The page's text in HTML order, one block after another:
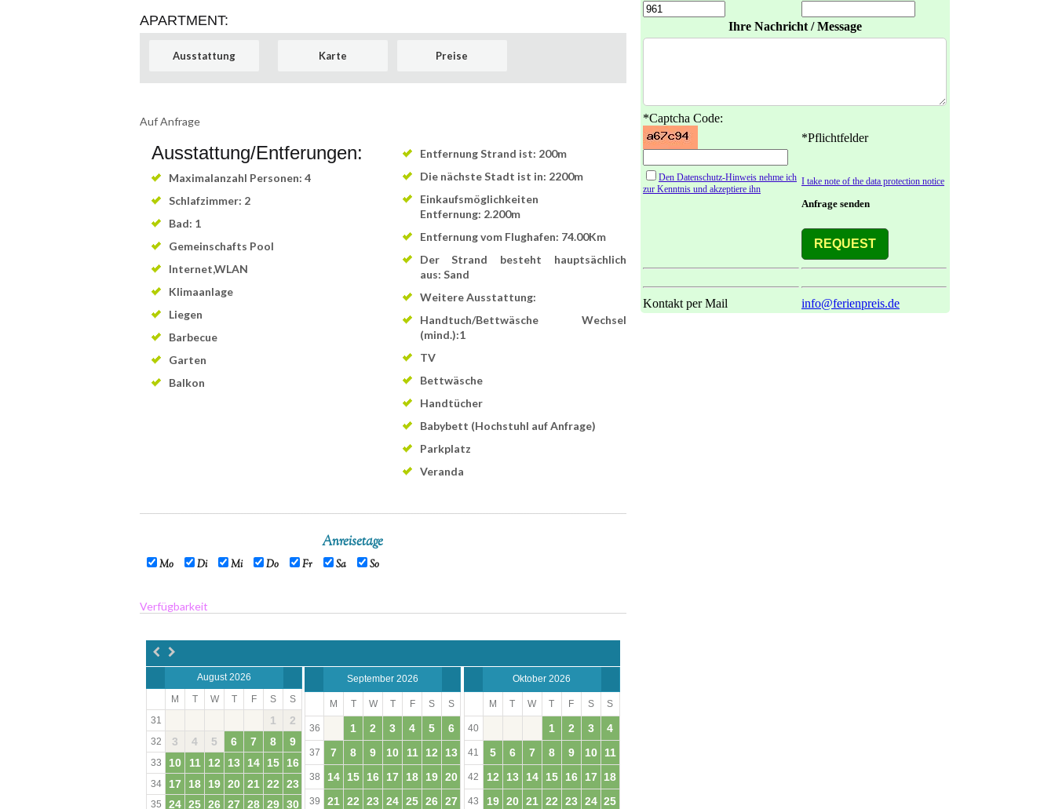
APARTMENT:
Ausstattung Karte Preise
Auf Anfrage
Ausstattung/Entferungen:
Maximalanzahl Personen: 4
Schlafzimmer: 2
Bad: 1
Gemeinschafts Pool
Internet,WLAN
Klimaanlage
Liegen
Barbecue
Garten
Balkon
Entfernung Strand ist: 200m
Die nächste Stadt ist in: 2200m
Einkaufsmöglichkeiten
Entfernung: 2.200m
Entfernung vom Flughafen: 74.00Km
Der Strand besteht hauptsächlich
aus: Sand
Weitere Ausstattung:
Handtuch/Bettwäsche Wechsel
(mind.):1
TV
Bettwäsche
Handtücher
Babybett (Hochstuhl auf Anfrage)
Parkplatz
Veranda
Anreisetage
Mo Di Mi Do Fr Sa So
Verfügbarkeit